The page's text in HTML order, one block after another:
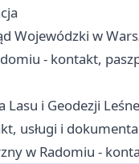
Wojewódzki w
- kontakt,
Lasu i Geodezji
usługi i
w Radomiu -